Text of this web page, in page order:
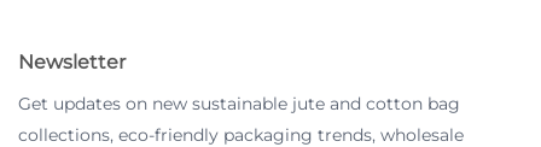
Newsletter
Get updates on new sustainable jute and cotton bag
collections, eco-friendly packaging trends, wholesale